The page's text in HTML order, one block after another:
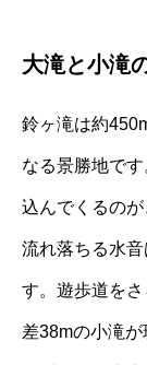
大滝と小滝
鈴ヶ滝は約
なる景勝地で
込んでくるの
流れ落ちる水
す。遊歩道を
差38mの小滝